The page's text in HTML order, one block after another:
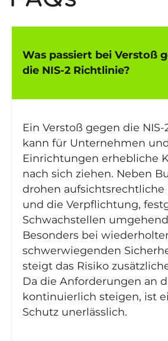
Was passiert bei Verstoß
die NIS-2 Richtlinie?
Ein Verstoß gegen die
kann für Unternehmen
Einrichtungen erhebliche
nach sich ziehen. Neben
drohen aufsichtsrechtliche
und die Verpflichtung,
Schwachstellen
Besonders bei
schwerwiegenden
steigt das Risiko
Da die Anforderungen an
kontinuierlich steigen, ist
Schutz unerlässlich.